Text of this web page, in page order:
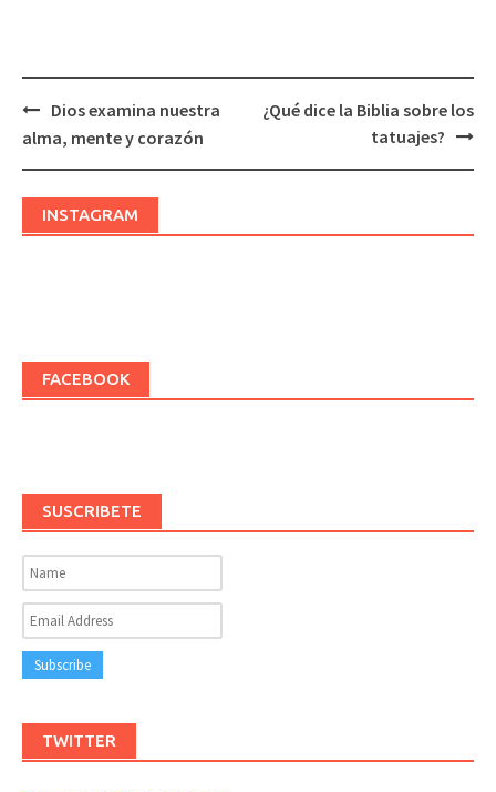
Post
navigation
Dios examina nuestra
alma, mente y corazón
¿Qué dice la Biblia sobre los
tatuajes?
INSTAGRAM
FACEBOOK
SUSCRIBETE
TWITTER